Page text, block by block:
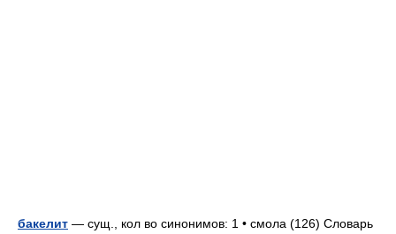
бакелит — сущ., кол во синонимов: 1 • смола (126) Словарь